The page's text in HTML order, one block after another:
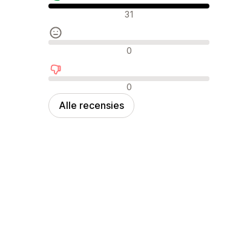
Positieve recensies
31
Neutrale recensies0
Negatieve recensies
0
Alle recensies